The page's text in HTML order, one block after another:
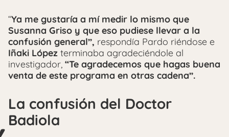
“Ya me gustaría a mí medir lo mismo que
Susanna Griso y que eso pudiese llevar a la
confusión general”, respondía Pardo riéndose e
Iñaki López terminaba agradeciéndole al
investigador, “Te agradecemos que hagas buena
venta de este programa en otras cadena”.
La confusión del Doctor
Badiola